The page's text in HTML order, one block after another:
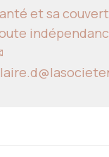
et sa